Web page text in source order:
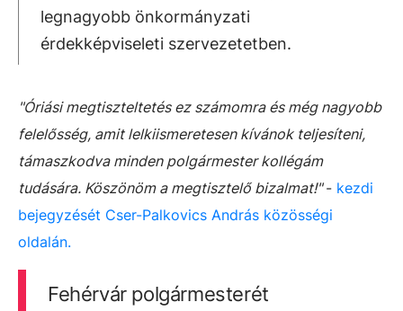
legnagyobb önkormányzati
érdekképviseleti szervezetetben.
"Óriási megtiszteltetés ez számomra és még nagyobb
felelősség, amit lelkiismeretesen kívánok teljesíteni,
támaszkodva minden polgármester kollégám
tudására. Köszönöm a megtisztelő bizalmat!"- kezdi
bejegyzését Cser-Palkovics András közösségi
oldalán.
Fehérvár polgármesterét